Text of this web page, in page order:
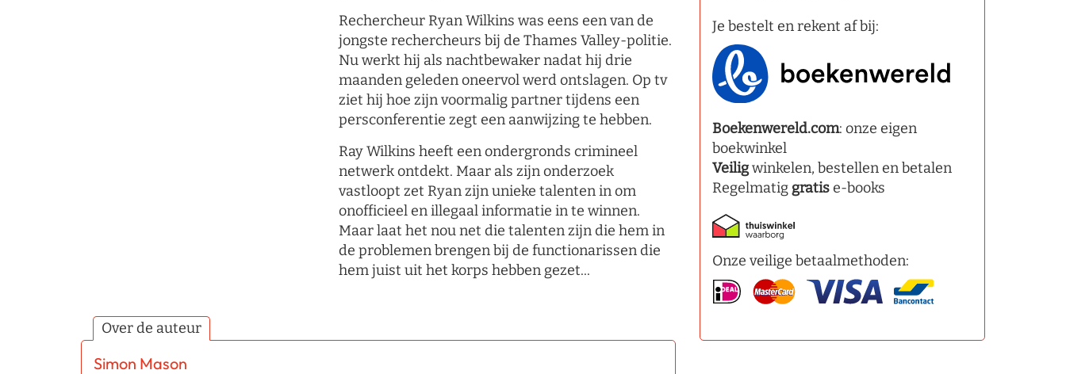
Rechercheur Ryan Wilkins was eens een van de
jongste rechercheurs bij de Thames Valley-politie.
Nu werkt hij als nachtbewaker nadat hij drie
maanden geleden oneervol werd ontslagen. Op tv
ziet hij hoe zijn voormalig partner tijdens een
persconferentie zegt een aanwijzing te hebben.
Ray Wilkins heeft een ondergronds crimineel
netwerk ontdekt. Maar als zijn onderzoek
vastloopt zet Ryan zijn unieke talenten in om
onofficieel en illegaal informatie in te winnen.
Maar laat het nou net die talenten zijn die hem in
de problemen brengen bij de functionarissen die
hem juist uit het korps hebben gezet...
Over de auteur
Simon Mason
Je bestelt en rekent af bij:
Boekenwereld.com: onze eigen
boekwinkel
Veiligwinkelen, bestellen en betalen
Regelmatig gratise-books
Onze veilige betaalmethoden: